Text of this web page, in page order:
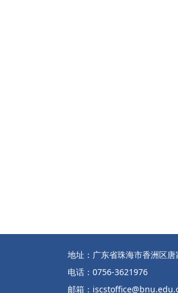
地址：广东省珠海市香洲区
电话：0756-3621976
邮箱：